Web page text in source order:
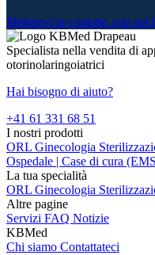
Mettetevi in contatto con noi
Specialista nella vendita di
otorinolaringoiatrici
Hai bisogno di aiuto?
+41 61 331 68 51
I nostri prodotti
ORL Ginecologia
Ospedale | Case di cura
La tua specialità
ORL Ginecologia
Altre pagine
Servizi FAQ Notizie
KBMed
Chi siamo Contattateci